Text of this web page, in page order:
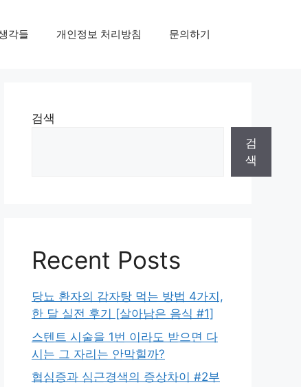
각들 개인정보 처리방침 문의하기
검색
검
색
Recent Posts
당뇨 환자의 감자탕 먹는 방법 4가지,
한 달 실전 후기 [살아남은 음식 #1]
스텐트 시술을 1번 이라도 받으면 다
시는 그 자리는 안막힐까?
협심증과 심근경색의 증상차이 #2부